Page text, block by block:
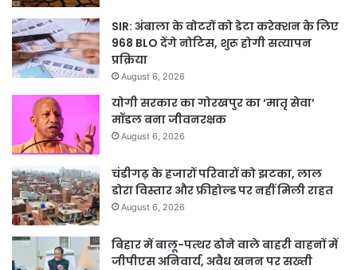
SIR: अंबाला के वोटरों को डेटा करेक्शन के लिए
968 BLO देंगे नोटिस, शुरू होगी सत्यापन
प्रक्रिया
August 6, 2026
योगी सरकार का गोरखपुर का ‘मातृ सेवा’
मॉडल बना जीवनरक्षक
August 6, 2026
चंडीगढ़ के हजारों परिवारों को झटका, लाल
डोरा विस्तार और फ्रीहोल्ड पर नहीं मिली राहत
August 6, 2026
बिहार में बालू-पत्थर ढोने वाले बाहरी वाहनों में
जीपीएस अनिवार्य, अवैध खनन पर सख्ती